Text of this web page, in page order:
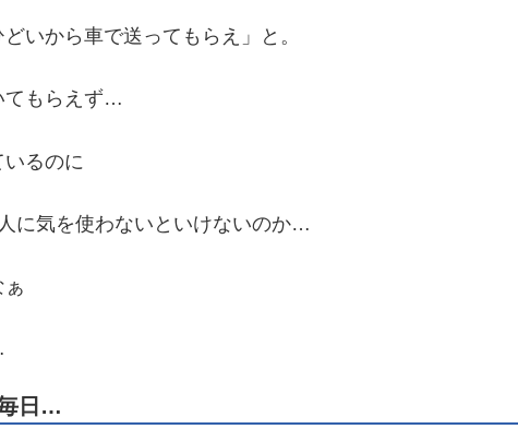
いから車で送ってもらえ」と。
てもらえず…
るのに
に気を使わないといけないのか…
毎日…